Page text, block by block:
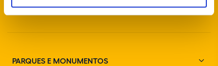
PARQUES E MONUMENTOS